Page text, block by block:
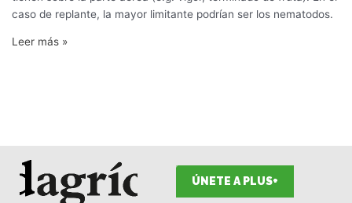
caso de replante, la mayor limitante podrían ser los nematodos.
Leer más »
ÚNETE A PLUS+